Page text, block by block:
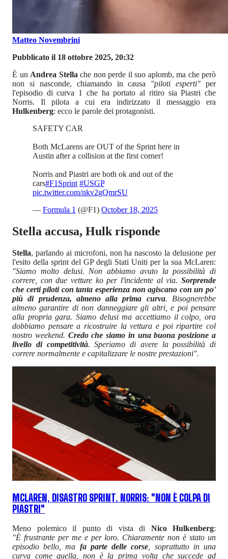
Matteo Novembrini
Pubblicato il 18 ottobre 2025, 20:32
È un Andrea Stella che non perde il suo aplomb, ma che però
non si nasconde, chiamando in causa
"piloti esperti" per
l'episodio di curva 1 che ha portato al ritiro sia Piastri che
Norris. Il pilota a cui era indirizzato il messaggio era
Hulkenberg: ecco le parole dei protagonisti.
SAFETY CAR
Both McLarens are OUT of the Sprint here in
Austin after a collision at the first corner!
Norris and Piastri are both ok and out of the
cars#F1Sprint #USGP
pic.twitter.com/nkv2gQmrSU
— Formula 1 (@F1) October 18, 2025
Stella accusa, Hulk risponde
Stella, parlando ai microfoni, non ha nascosto la delusione per
l'esito della sprint del GP degli Stati Uniti per la sua McLaren:
"Siamo molto delusi. Non abbiamo avuto la possibilità di
correre, con due vetture ko per l'incidente al via. Sorprende
che certi piloti con tanta esperienza non agiscano con un po'
più di prudenza, almeno alla prima curva. Bisognerebbe
almeno garantire di non danneggiare gli altri, e poi pensare
alla propria gara. Siamo delusi ma accettiamo il colpo, ora
dobbiamo pensare a ricostruire la vettura e poi ripartire col
nostro weekend. Credo che siamo in una buona posizione a
livello di competitività. Speriamo di avere la possibilità di
correre normalmente e capitalizzare le nostre prestazioni".
MCLAREN, DISASTRO SPRINT. NORRIS: "NON È COLPA DI
PIASTRI"
Meno polemico il punto di vista di Nico Hulkenberg:
"È frustrante per me e per loro. Chiaramente non è stato un
episodio bello, ma fa parte delle corse , soprattutto in una
curva come quella, non è la prima volta che succede ad